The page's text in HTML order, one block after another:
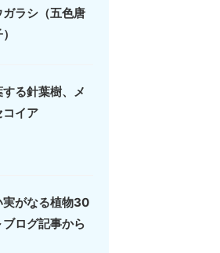
ガラシ（五色唐
する針葉樹、メ
コイア
実がなる植物30
ブログ記事から